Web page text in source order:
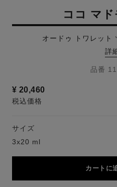
ココ マ
オードゥ トワレット
詳
品番
¥ 20,460
税込価格
サイズ
3x20 ml
カートに